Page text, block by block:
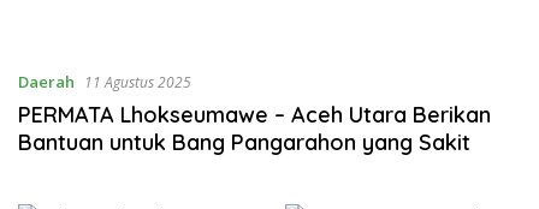
Daerah 11 Agustus 2025
PERMATA Lhokseumawe – Aceh Utara Berikan
Bantuan untuk Bang Pangarahon yang Sakit